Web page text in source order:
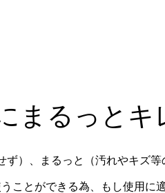
まるっとキ
）、まるっと（汚れやキズ
ことができる為、もし使用に